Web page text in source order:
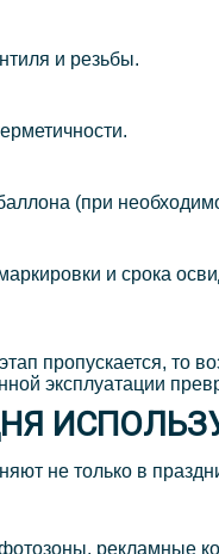
и резьбы.
(при
и срока
пропускается, то
эксплуатации
не только в
рекламные